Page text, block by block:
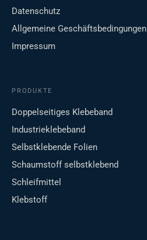
Datenschutz
Allgemeine Geschäftsbedingungen
Impressum
PRODUKTE
Doppelseitiges Klebeband
Industrieklebeband
Selbstklebende Folien
Schaumstoff selbstklebend
Schleifmittel
Klebstoff